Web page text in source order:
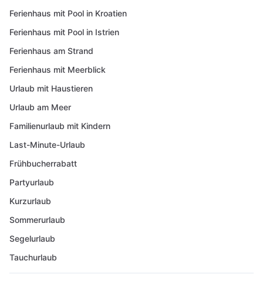
Ferienhaus mit Pool in Kroatien
Ferienhaus mit Pool in Istrien
Ferienhaus am Strand
Ferienhaus mit Meerblick
Urlaub mit Haustieren
Urlaub am Meer
Familienurlaub mit Kindern
Last-Minute-Urlaub
Frühbucherrabatt
Partyurlaub
Kurzurlaub
Sommerurlaub
Segelurlaub
Tauchurlaub